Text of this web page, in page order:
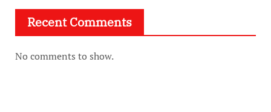
Recent Comments
No comments to show.